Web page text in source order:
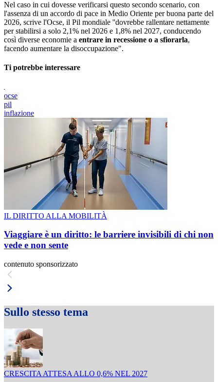
Nel caso in cui dovesse verificarsi questo secondo scenario, con
l'assenza di un accordo di pace in Medio Oriente per buona parte del
2026, scrive l'Ocse, il Pil mondiale ''dovrebbe rallentare nettamente
per stabilirsi a solo 2,1% nel 2026 e 1,8% nel 2027, conducendo
così diverse economie a entrare in recessione o a sfiorarla,
facendo aumentare la disoccupazione".
Ti potrebbe interessare
ocse
pil
inflazione
IL DIRITTO ALLA MOBILITÀ
Viaggiare è un diritto: le barriere invisibili di chi non
vede e non sente
contenuto sponsorizzato
Sullo stesso tema
CRESCITA ATTESA ALLO 0,6% NEL 2027